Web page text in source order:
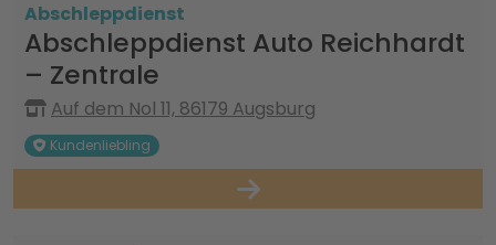
Abschleppdienst
Abschleppdienst Auto Reichhardt
– Zentrale
Auf dem Nol 11, 86179 Augsburg
Kundenliebling